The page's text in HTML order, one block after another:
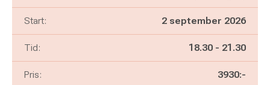
Start: 2 september 2026
Tid: Pågår mellan
18.30 - och
21.30
Pris: 3930:-